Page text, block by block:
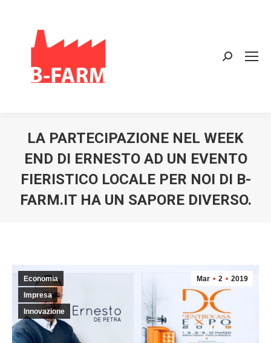
Search:
LA PARTECIPAZIONE NEL WEEK
END DI ERNESTO AD UN EVENTO
FIERISTICO LOCALE PER NOI DI B-
FARM.IT HA UN SAPORE DIVERSO.
Mar 2 2019
Economia
Impresa
Innovazione